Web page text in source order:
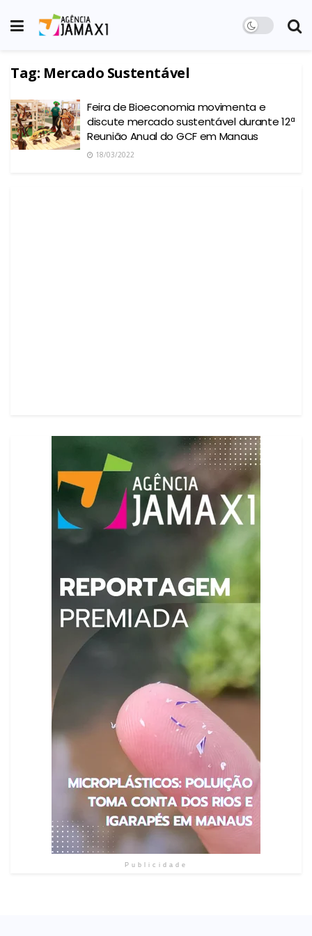
Tag: Mercado Sustentável
Feira de Bioeconomia movimenta e
discute mercado sustentável durante 12ª
Reunião Anual do GCF em Manaus
18/03/2022
Publicidade